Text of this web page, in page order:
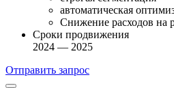
автоматическая
Снижение расходов на
Сроки продвижения
2024 — 2025
Отправить запрос